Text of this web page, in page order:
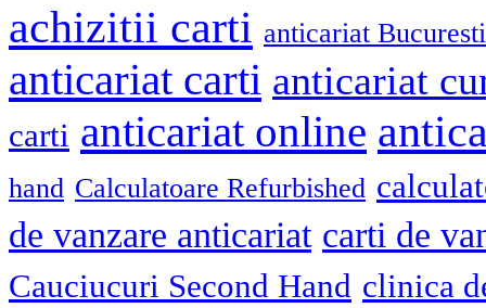
achizitii carti anticariat Bucuresti
anticariat carti anticariat
carti anticariat online
hand Calculatoare Refurbished
de vanzare anticariat carti de
Cauciucuri Second Hand clinica